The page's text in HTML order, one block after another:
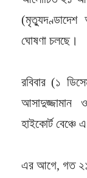
ঘোষণা চলছে।
রবিবার (১
আসাদুজ্জামান
হাইকোর্ট
এর আগে, গত ২১